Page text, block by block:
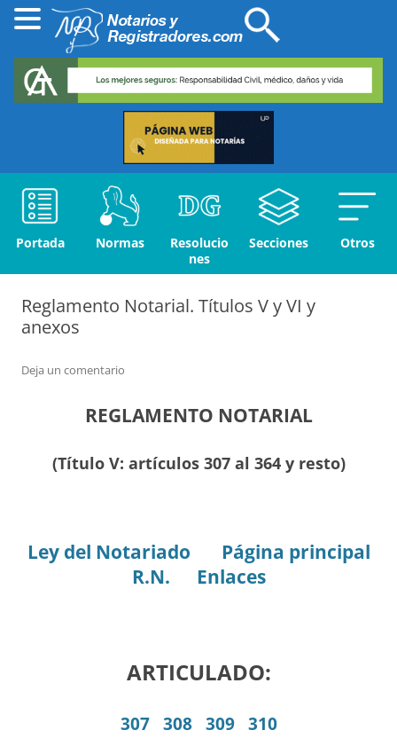
Portada Normas
Resolucio
nes
Secciones Otros
Reglamento Notarial. Títulos V y VI y
anexos
Deja un comentario
REGLAMENTO NOTARIAL
(Título V: artículos 307 al 364 y resto)
Ley del Notariado
Página principal
R.N.
Enlaces
ARTICULADO:
307 308 309 310